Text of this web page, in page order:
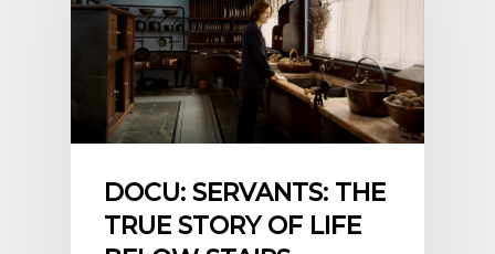
DOCU: SERVANTS: THE
TRUE STORY OF LIFE